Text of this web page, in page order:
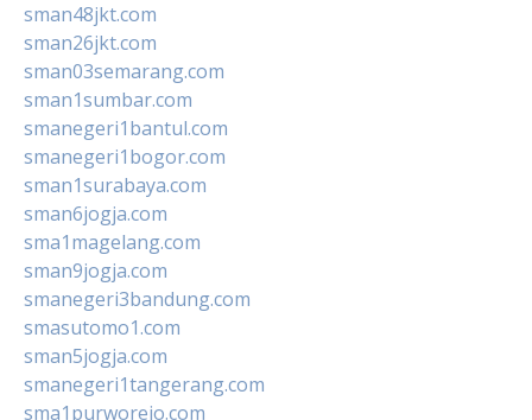
sman48jkt.com
sman26jkt.com
sman03semarang.com
sman1sumbar.com
smanegeri1bantul.com
smanegeri1bogor.com
sman1surabaya.com
sman6jogja.com
sma1magelang.com
sman9jogja.com
smanegeri3bandung.com
smasutomo1.com
sman5jogja.com
smanegeri1tangerang.com
sma1purworejo.com